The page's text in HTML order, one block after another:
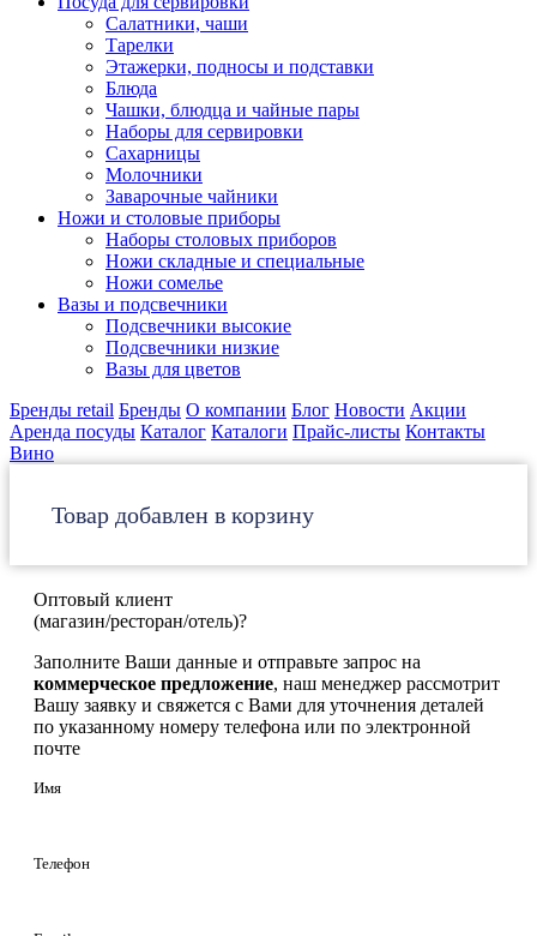
Салатники, чаши
Тарелки
Этажерки, подносы и подставки
Блюда
Чашки, блюдца и чайные пары
Наборы для сервировки
Сахарницы
Молочники
Заварочные чайники
Ножи и столовые приборы
Наборы столовых приборов
Ножи складные и специальные
Ножи сомелье
Вазы и подсвечники
Подсвечники высокие
Подсвечники низкие
Вазы для цветов
Бренды retail Бренды О компании Блог Новости Акции
Аренда посуды Каталог Каталоги Прайс-листы Контакты
Вино
Товар добавлен в корзину
Оптовый клиент
(магазин/ресторан/отель)?
Заполните Ваши данные и отправьте запрос на
коммерческое предложение, наш менеджер рассмотрит
Вашу заявку и свяжется с Вами для уточнения деталей
по указанному номеру телефона или по электронной
почте
Имя
Телефон